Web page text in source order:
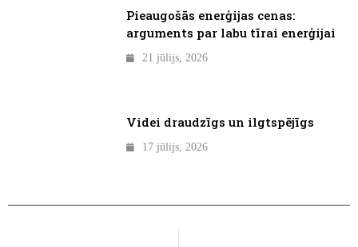
Pieaugošās enerģijas cenas:
arguments par labu tīrai enerģijai
21 jūlijs, 2026
Videi draudzīgs un ilgtspējīgs
17 jūlijs, 2026